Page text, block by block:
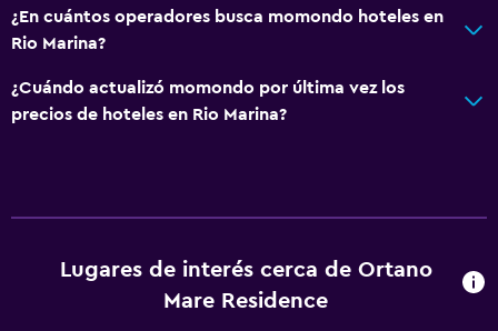
¿En cuántos operadores busca momondo hoteles en
Rio Marina?
¿Cuándo actualizó momondo por última vez los
precios de hoteles en Rio Marina?
Lugares de interés cerca de Ortano
Mare Residence